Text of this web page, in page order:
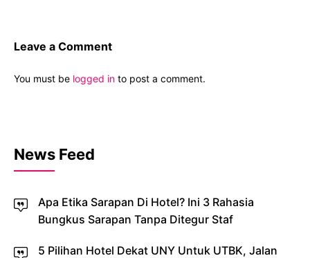
Leave a Comment
You must be logged in to post a comment.
News Feed
Apa Etika Sarapan Di Hotel? Ini 3 Rahasia
Bungkus Sarapan Tanpa Ditegur Staf
5 Pilihan Hotel Dekat UNY Untuk UTBK, Jalan